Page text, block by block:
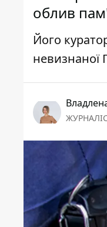
облив
Його
невизнаної